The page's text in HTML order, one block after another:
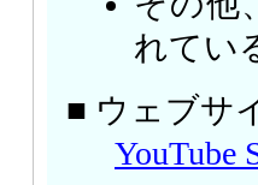
れてい
■ ウェブサ
YouTube